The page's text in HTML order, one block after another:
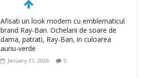
Afisati un look modern cu emblematicul
brand Ray-Ban. Ochelarii de soare de
dama, patrati, Ray-Ban, in culoarea
auriu-verde
January 31, 2026 0